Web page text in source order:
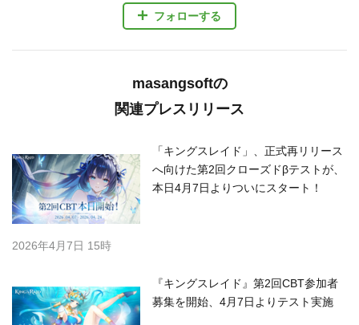
フォローする
masangsoftの
関連プレスリリース
「キングスレイド」、正式再リリース
へ向けた第2回クローズドβテストが、
本日4月7日よりついにスタート！
2026年4月7日 15時
『キングスレイド』第2回CBT参加者
募集を開始、4月7日よりテスト実施